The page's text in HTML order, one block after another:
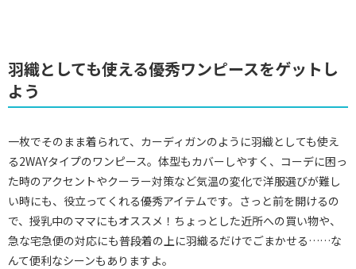
羽織としても使える優秀ワンピースをゲットし
よう
一枚でそのまま着られて、カーディガンのように羽織としても使え
る2WAYタイプのワンピース。体型もカバーしやすく、コーデに困っ
た時のアクセントやクーラー対策など気温の変化で洋服選びが難し
い時にも、役立ってくれる優秀アイテムです。さっと前を開けるの
で、授乳中のママにもオススメ！ちょっとした近所への買い物や、
急な宅急便の対応にも普段着の上に羽織るだけでごまかせる……な
んて便利なシーンもありますよ。